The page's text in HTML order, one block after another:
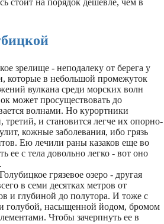
зрелище - неподалеку от берега у
которые в небольшой промежуток
вулкана среди морских волн
может просуществовать до
волнами. Но курортники
третий, и становится легче их опорно-
кожные заболевания, ибо грязь
Ею лечили раны казаков еще во
ее с тела довольно легко - вот оно
грязевое озеро - другая
в семи десятках метров от
и глубиной до полутора. И тоже с
голубой, насыщенной йодом, бромом
Чтобы зачерпнуть ее в